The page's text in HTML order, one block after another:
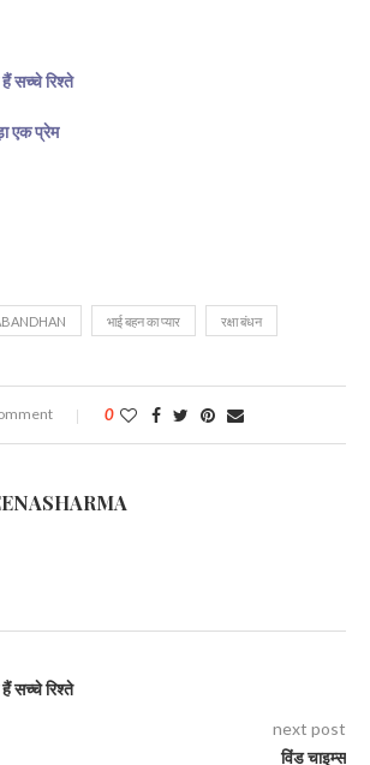
हैं सच्चे रिश्ते
एक प्रेम
भाई बहन का प्यार रक्षा बंधन
0
हैं सच्चे रिश्ते
next post
विंड चाइम्स